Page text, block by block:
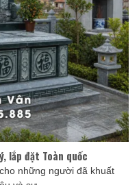
lắp đặt Toàn quốc
những người đã khuất